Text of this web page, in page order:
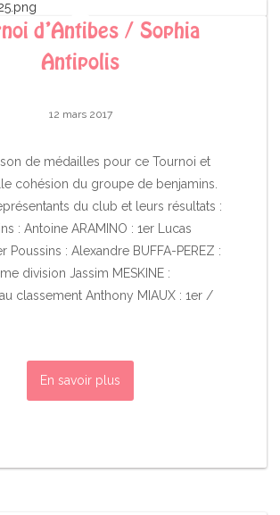
d’Antibes / Sophia
Antipolis
12 mars 2017
de médailles pour ce Tournoi et
cohésion du groupe de benjamins.
du club et leurs résultats :
: Antoine ARAMINO : 1er Lucas
Poussins : Alexandre BUFFA-PEREZ :
division Jassim MESKINE :
classement Anthony MIAUX : 1er /
En savoir plus